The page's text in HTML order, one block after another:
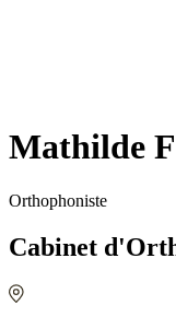
Mathilde
Orthophoniste
Cabinet